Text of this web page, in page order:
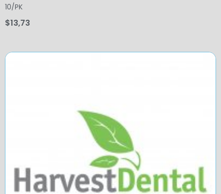
10/PK
$13,73